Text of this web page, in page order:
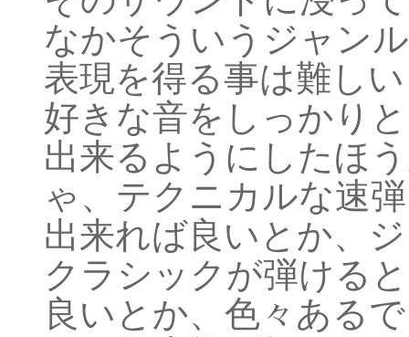
なかそういうジャン
表現を得る事は難し
好きな音をしっかりと
出来るようにしたほ
ゃ、テクニカルな速
出来れば良いとか、
クラシックが弾けると
良いとか、色々ある